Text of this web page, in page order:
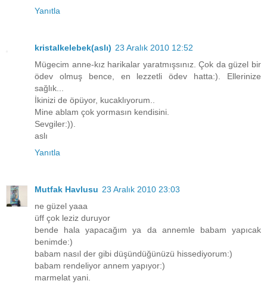
Yanıtla
kristalkelebek(aslı) 23 Aralık 2010 12:52
Mügecim anne-kız harikalar yaratmışsınız. Çok da güzel bir
ödev olmuş bence, en lezzetli ödev hatta:). Ellerinize
sağlık...
İkinizi de öpüyor, kucaklıyorum..
Mine ablam çok yormasın kendisini.
Sevgiler:)).
aslı
Yanıtla
Mutfak Havlusu 23 Aralık 2010 23:03
ne güzel yaaa
üff çok leziz duruyor
bende hala yapacağım ya da annemle babam yapıcak
benimde:)
babam nasıl der gibi düşündüğünüzü hissediyorum:)
babam rendeliyor annem yapıyor:)
marmelat yani.